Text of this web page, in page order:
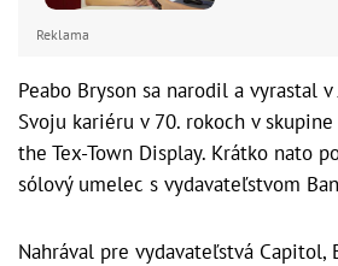
Reklama
Peabo Bryson sa narodil a vyrastal
Svoju kariéru v 70. rokoch v
the Tex-Town Display. Krátko nato
sólový umelec s vydavateľstvom
Nahrával pre vydavateľstvá Capitol,